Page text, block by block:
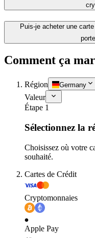
Puis-je acheter une
Comment ça
Région Germany
Valeur
Étape 1
Sélectionnez la
Choisissez où votre
souhaité.
Cartes de Crédit
Cryptomonnaies
Apple Pay